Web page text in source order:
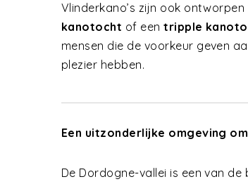
Vlinderkano’s zijn ook
kanotocht of eentripple
mensen die de voorkeur geven
plezier hebben.
Een uitzonderlijke omgeving
De Dordogne-vallei is een van de